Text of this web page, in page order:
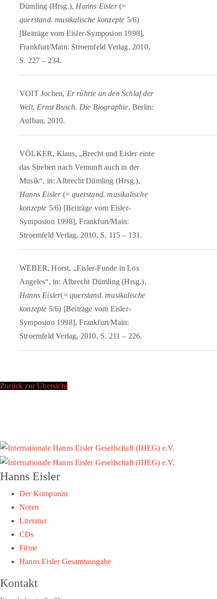
Dümling (Hrsg.), Hanns Eisler(=
querstand. musikalische konzepte 5/6)
[Beiträge vom Eisler-Symposion 1998],
Frankfurt/Main: Stroemfeld Verlag, 2010,
S. 227 – 234.
VOIT Jochen, Er rührte an den Schlaf der
Welt. Ernst Busch. Die Biographie, Berlin:
Aufbau, 2010.
VÖLKER, Klaus, „Brecht und Eisler einte
das Streben nach Vernunft auch in der
Musik“, in: Albrecht Dümling (Hrsg.),
Hanns Eisler(=querstand. musikalische
konzepte 5/6) [Beiträge vom Eisler-
Symposion 1998], Frankfurt/Main:
Stroemfeld Verlag, 2010, S. 115 – 131.
WEBER, Horst, „Eisler-Funde in Los
Angeles“, in: Albrecht Dümling (Hrsg.),
Hanns Eisler(=querstand. musikalische
konzepte 5/6) [Beiträge vom Eisler-
Symposion 1998], Frankfurt/Main:
Stroemfeld Verlag, 2010, S. 211 – 226.
Zurück zur Übersicht
Hanns Eisler
Der Komponist
Noten
Literatur
CDs
Filme
Hanns Eisler Gesamtausgabe
Kontakt